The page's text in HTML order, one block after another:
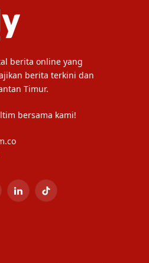
berita online yang
berita terkini dan
Timur.
bersama kami!
LinkedInTikTok